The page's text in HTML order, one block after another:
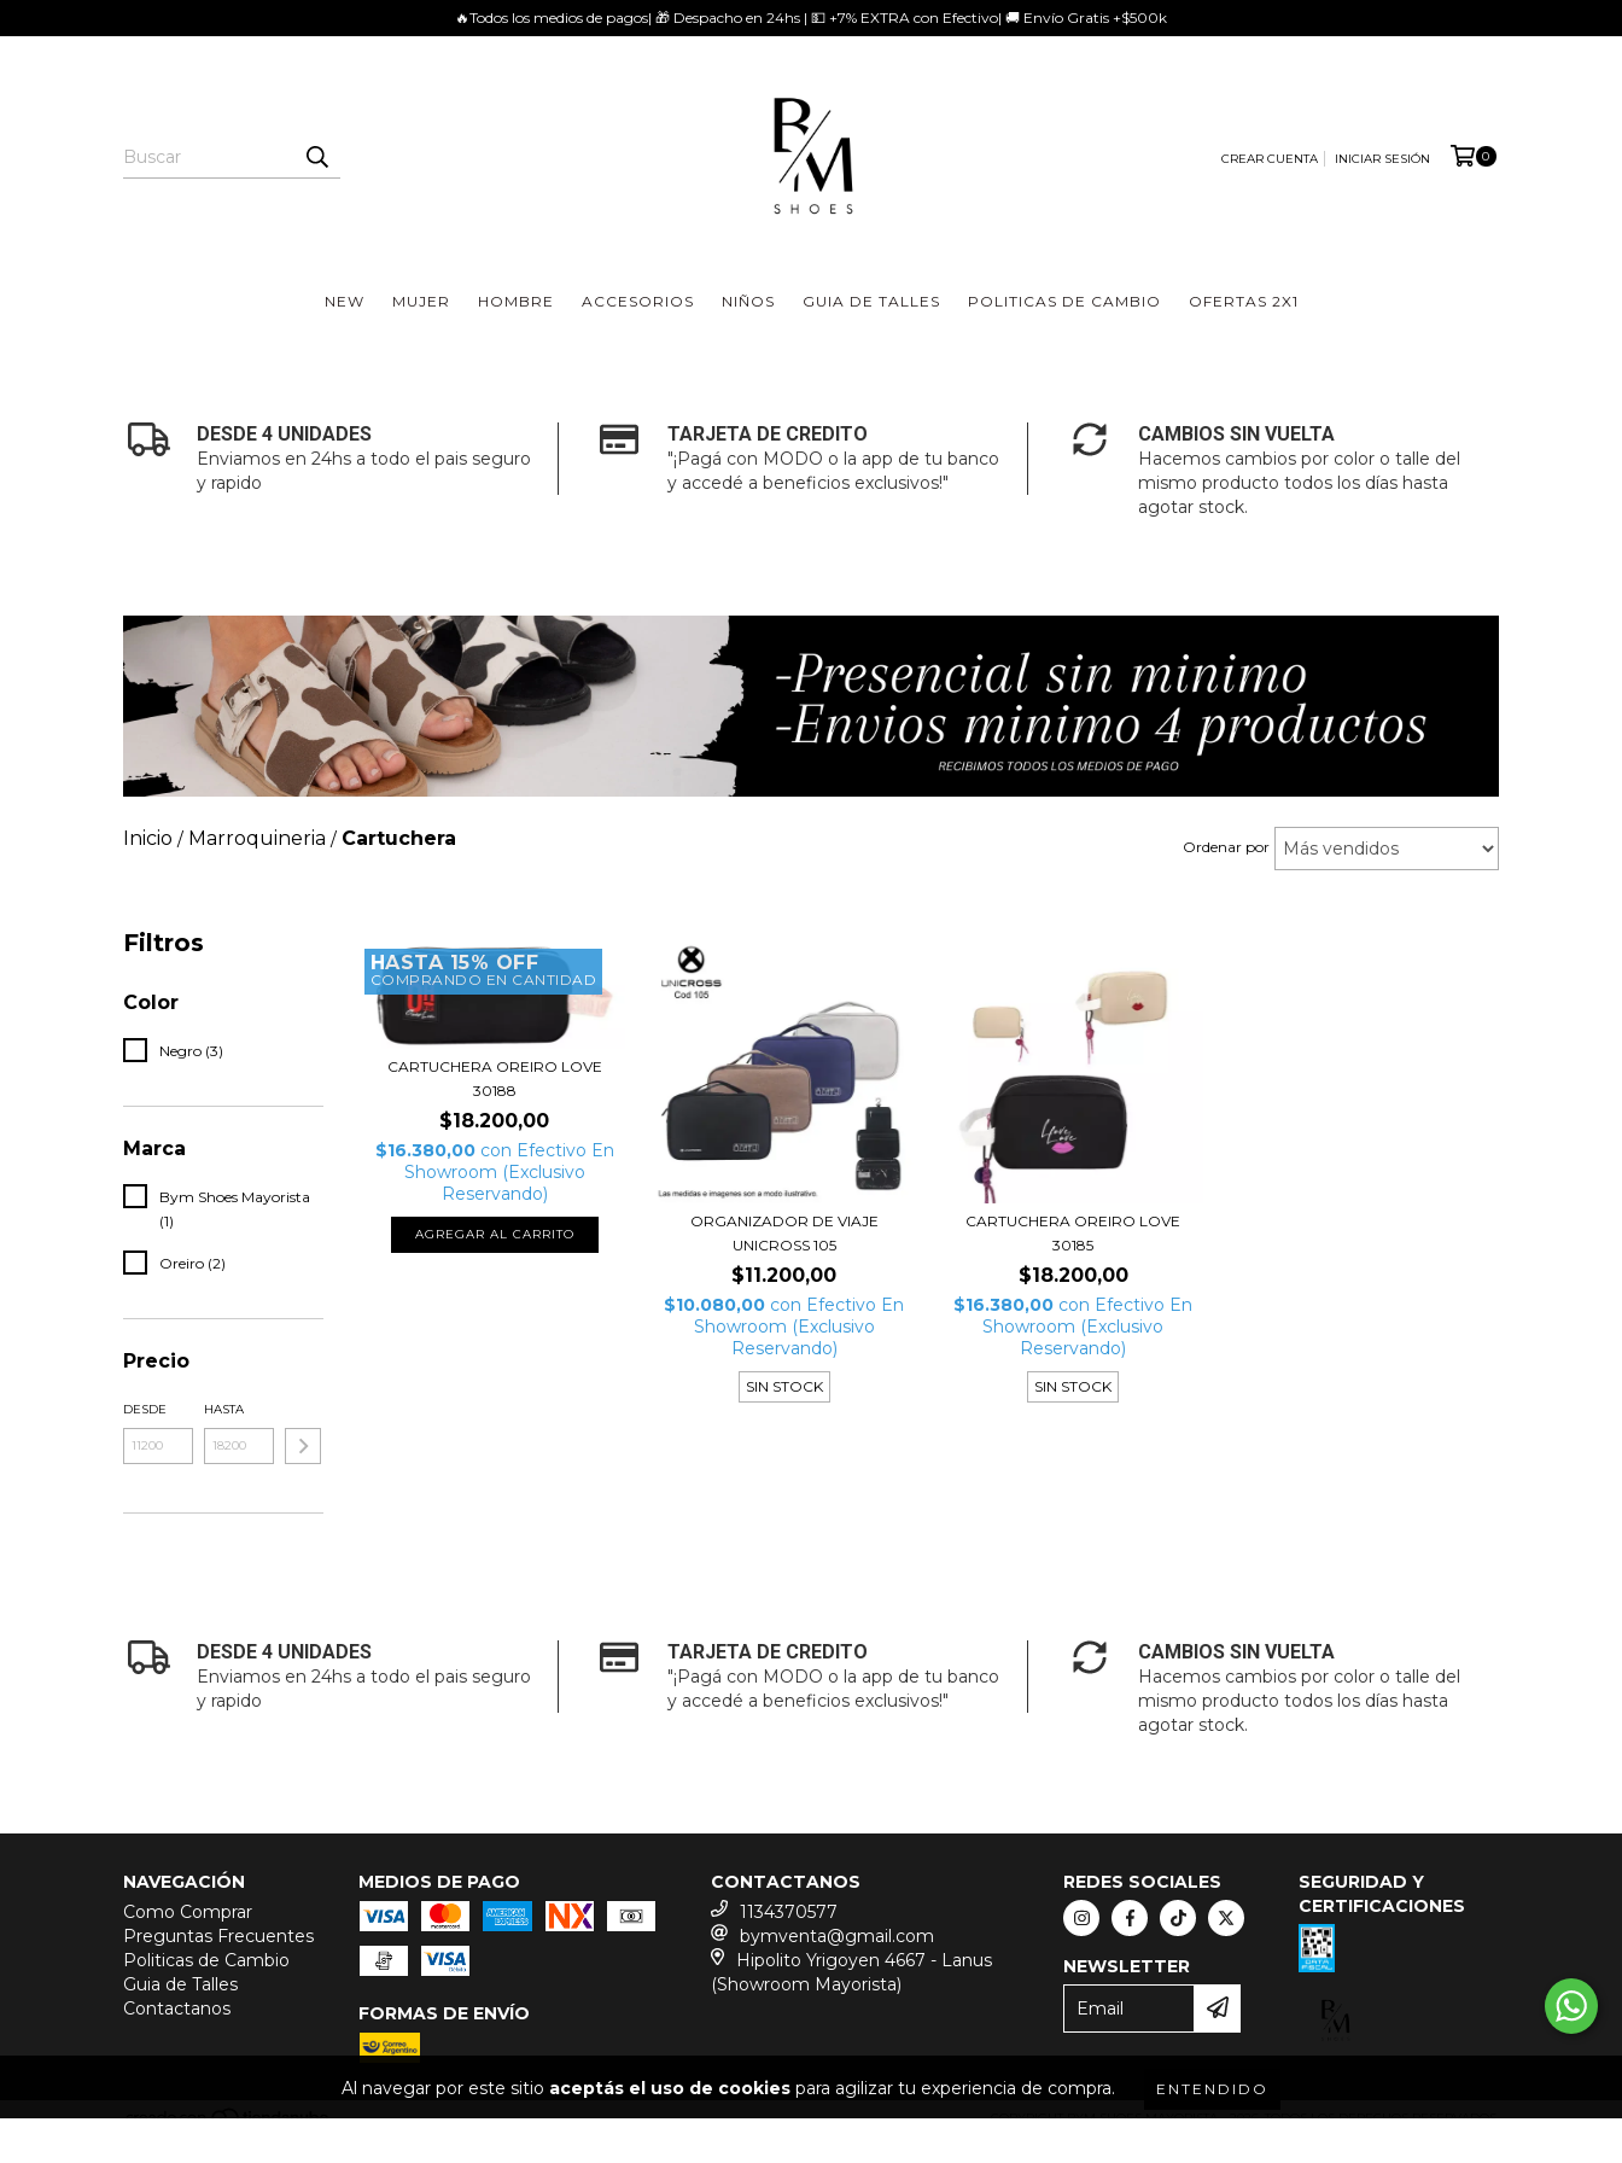
Al navegar por este sitio aceptás el uso de cookies para agilizar tu experiencia de compra. ENTENDIDO
🔥Todos los medios de pagos| 🎁 Despacho en 24hs | 💵 +7% EXTRA con Efectivo| 🚚 Envío Gratis +$500k
CREAR CUENTA INICIAR SESIÓN 0
NEW MUJER HOMBRE ACCESORIOS NIÑOS GUIA DE TALLES POLITICAS DE CAMBIO OFERTAS 2X1
DESDE 4 UNIDADES
Enviamos en 24hs a todo el pais seguro
y rapido
TARJETA DE CREDITO
"¡Pagá con MODO o la app de tu banco
y accedé a beneficios exclusivos!"
CAMBIOS SIN VUELTA
Hacemos cambios por color o talle del
mismo producto todos los días hasta
agotar stock.
Inicio / Marroquineria / Cartuchera Ordenar por
Filtros
Color
Negro (3)
Marca
Bym Shoes Mayorista
(1)
Oreiro (2)
Precio
DESDE HASTA
HASTA 15% OFF
COMPRANDO EN CANTIDAD
CARTUCHERA OREIRO LOVE
30188
$18.200,00
$16.380,00 con Efectivo En
Showroom (Exclusivo
Reservando)
AGREGAR AL CARRITO
ORGANIZADOR DE VIAJE
UNICROSS 105
$11.200,00
$10.080,00 con Efectivo En
Showroom (Exclusivo
Reservando)
SIN STOCK
CARTUCHERA OREIRO LOVE
30185
$18.200,00
$16.380,00 con Efectivo En
Showroom (Exclusivo
Reservando)
SIN STOCK
DESDE 4 UNIDADES
Enviamos en 24hs a todo el pais seguro
y rapido
TARJETA DE CREDITO
"¡Pagá con MODO o la app de tu banco
y accedé a beneficios exclusivos!"
CAMBIOS SIN VUELTA
Hacemos cambios por color o talle del
mismo producto todos los días hasta
agotar stock.
NAVEGACIÓN
Como Comprar
Preguntas Frecuentes
Politicas de Cambio
Guia de Talles
Contactanos
MEDIOS DE PAGO
FORMAS DE ENVÍO
CONTACTANOS
1134370577
bymventa@gmail.com
Hipolito Yrigoyen 4667 - Lanus
(Showroom Mayorista)
REDES SOCIALES
NEWSLETTER
SEGURIDAD Y
CERTIFICACIONES
COPYRIGHT BYM SHOES MAYORISTA - 2026. TODOS LOS DERECHOS RESERVADOS.